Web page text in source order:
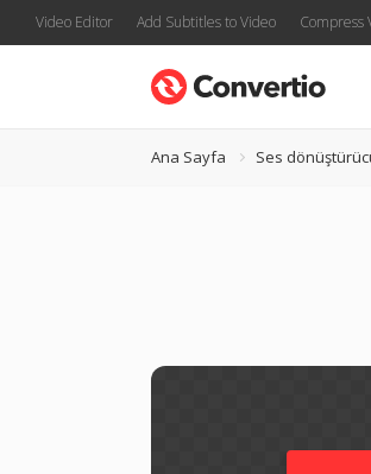
Video Editor Add Subtitles to Video Compress
Ana Sayfa Ses